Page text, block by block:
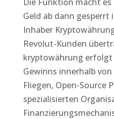
Geld ab dann
Inhaber
Revolut-Kunden
kryptowährung
Gewinns innerhalb
Fliegen, Open-Source
spezialisierten